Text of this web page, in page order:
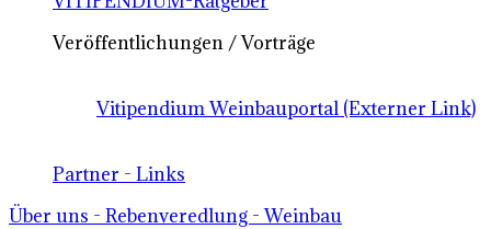
Veröffentlichungen / Vorträge
Vitipendium Weinbauportal (Externer Link)
Partner - Links
Über uns - Rebenveredlung - Weinbau